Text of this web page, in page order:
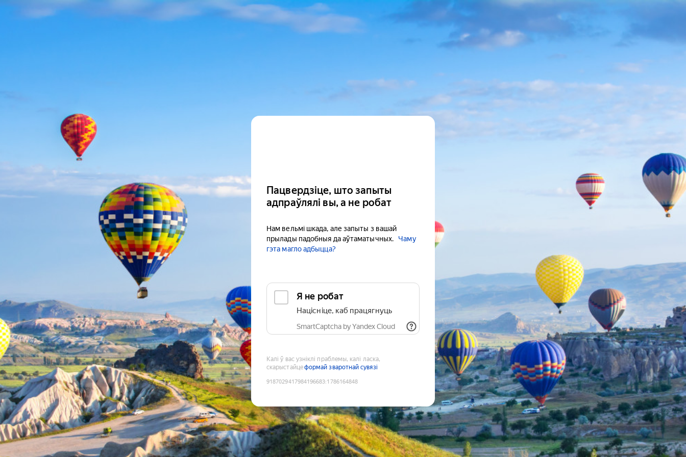
Пацвердзіце, што запыты
адпраўлялі вы, а не робат
Нам вельмі шкада, але запыты з вашай
прылады падобныя да аўтаматычных.
Чаму
гэта магло адбыцца?
Я не робат
Націсніце, каб працягнуць
SmartCaptcha by Yandex Cloud
Калі ў вас узніклі праблемы, калі ласка,
скарыстайцеформай зваротнай сувязі
9187029417984196683:1786164848